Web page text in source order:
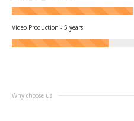
Video Production - 5 years
Why choose us